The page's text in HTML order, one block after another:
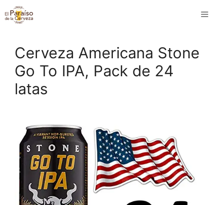
Saltar
al
Cerveza Americana Stone
Go To IPA, Pack de 24
latas